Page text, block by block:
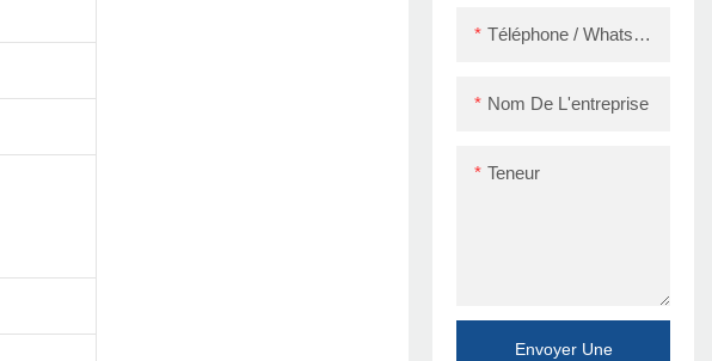
Téléphone / WhatsApp / Skype
Nom De L'entreprise
Teneur
Envoyer Une